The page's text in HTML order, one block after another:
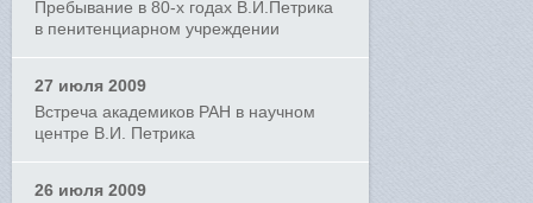
Пребывание в 80-х годах В.И.Петрика
в пенитенциарном учреждении
27 июля 2009
Встреча академиков РАН в научном
центре В.И. Петрика
26 июля 2009